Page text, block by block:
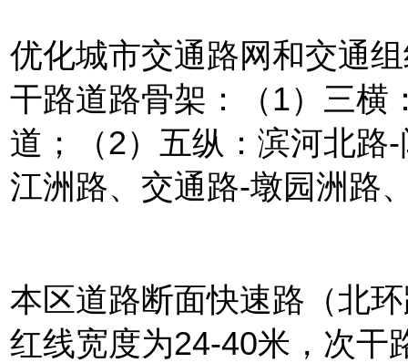
优化城市交通路网和交通
干路道路骨架：（1）三横
道；（2）五纵：滨河北路
江洲路、交通路-墩园洲路
本区道路断面快速路（北
红线宽度为24-40米，次干